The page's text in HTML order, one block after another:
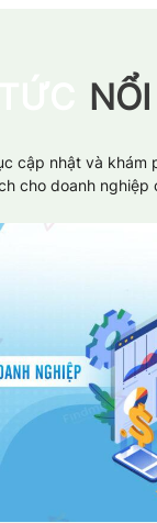
cập nhật và khám
cho doanh nghiệp